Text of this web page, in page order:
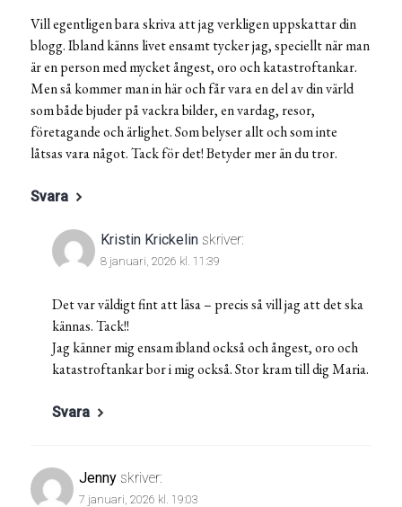
Vill egentligen bara skriva att jag verkligen uppskattar din
blogg. Ibland känns livet ensamt tycker jag, speciellt när man
är en person med mycket ångest, oro och katastroftankar.
Men så kommer man in här och får vara en del av din värld
som både bjuder på vackra bilder, en vardag, resor,
företagande och ärlighet. Som belyser allt och som inte
låtsas vara något. Tack för det! Betyder mer än du tror.
Svara
Kristin Krickelin skriver:
8 januari, 2026 kl. 11:39
Det var väldigt fint att läsa – precis så vill jag att det ska
kännas. Tack!!
Jag känner mig ensam ibland också och ångest, oro och
katastroftankar bor i mig också. Stor kram till dig Maria.
Svara
Jenny skriver:
7 januari, 2026 kl. 19:03